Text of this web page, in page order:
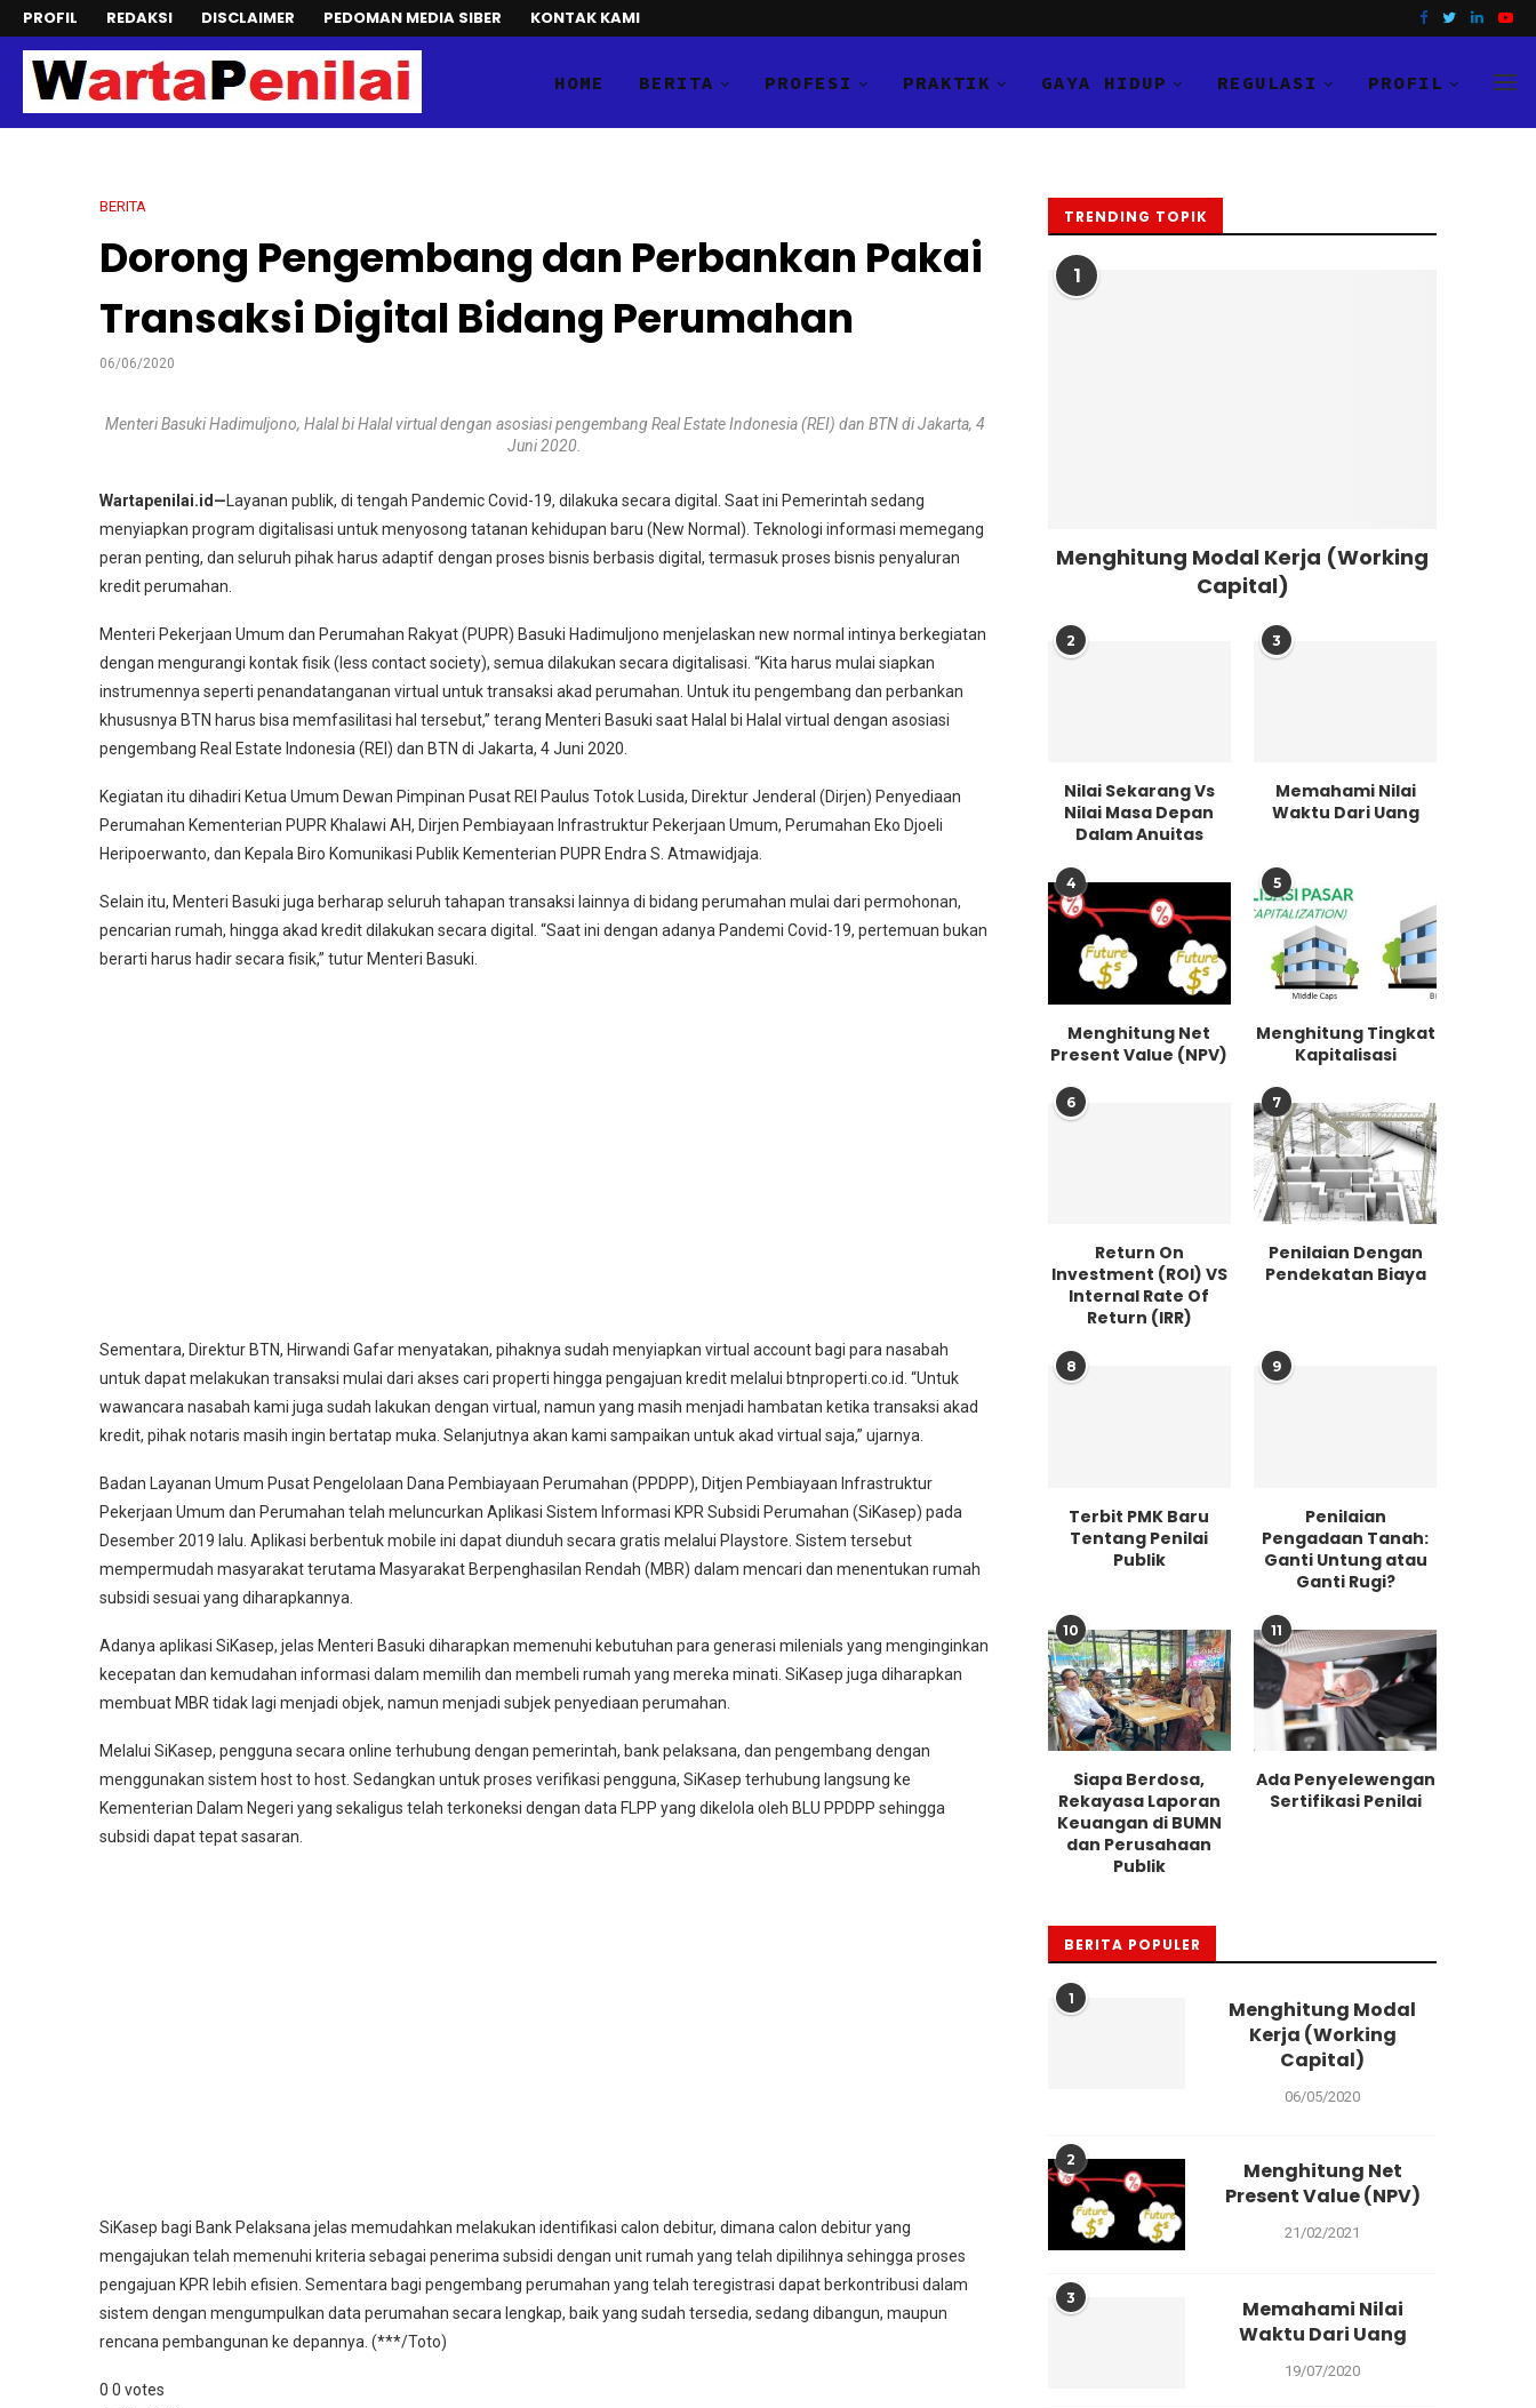
PROFIL REDAKSI DISCLAIMER PEDOMAN MEDIA SIBER KONTAK KAMI
HOME BERITA PROFESI PRAKTIK GAYA HIDUP REGULASI PROFIL
BERITA
Dorong Pengembang dan Perbankan Pakai
Transaksi Digital Bidang Perumahan
06/06/2020
Menteri Basuki Hadimuljono, Halal bi Halal virtual dengan asosiasi pengembang Real Estate Indonesia (REI) dan BTN di Jakarta, 4
Juni 2020.
Wartapenilai.id— Layanan publik, di tengah Pandemic Covid-19, dilakuka secara digital. Saat ini Pemerintah sedang
menyiapkan program digitalisasi untuk menyosong tatanan kehidupan baru (New Normal). Teknologi informasi memegang
peran penting, dan seluruh pihak harus adaptif dengan proses bisnis berbasis digital, termasuk proses bisnis penyaluran
kredit perumahan.
Menteri Pekerjaan Umum dan Perumahan Rakyat (PUPR) Basuki Hadimuljono menjelaskan new normal intinya berkegiatan
dengan mengurangi kontak fisik (less contact society), semua dilakukan secara digitalisasi. “Kita harus mulai siapkan
instrumennya seperti penandatanganan virtual untuk transaksi akad perumahan. Untuk itu pengembang dan perbankan
khususnya BTN harus bisa memfasilitasi hal tersebut,” terang Menteri Basuki saat Halal bi Halal virtual dengan asosiasi
pengembang Real Estate Indonesia (REI) dan BTN di Jakarta, 4 Juni 2020.
Kegiatan itu dihadiri Ketua Umum Dewan Pimpinan Pusat REI Paulus Totok Lusida, Direktur Jenderal (Dirjen) Penyediaan
Perumahan Kementerian PUPR Khalawi AH, Dirjen Pembiayaan Infrastruktur Pekerjaan Umum, Perumahan Eko Djoeli
Heripoerwanto, dan Kepala Biro Komunikasi Publik Kementerian PUPR Endra S. Atmawidjaja.
Selain itu, Menteri Basuki juga berharap seluruh tahapan transaksi lainnya di bidang perumahan mulai dari permohonan,
pencarian rumah, hingga akad kredit dilakukan secara digital. “Saat ini dengan adanya Pandemi Covid-19, pertemuan bukan
berarti harus hadir secara fisik,” tutur Menteri Basuki.
Sementara, Direktur BTN, Hirwandi Gafar menyatakan, pihaknya sudah menyiapkan virtual account bagi para nasabah
untuk dapat melakukan transaksi mulai dari akses cari properti hingga pengajuan kredit melalui btnproperti.co.id. “Untuk
wawancara nasabah kami juga sudah lakukan dengan virtual, namun yang masih menjadi hambatan ketika transaksi akad
kredit, pihak notaris masih ingin bertatap muka. Selanjutnya akan kami sampaikan untuk akad virtual saja,” ujarnya.
Badan Layanan Umum Pusat Pengelolaan Dana Pembiayaan Perumahan (PPDPP), Ditjen Pembiayaan Infrastruktur
Pekerjaan Umum dan Perumahan telah meluncurkan Aplikasi Sistem Informasi KPR Subsidi Perumahan (SiKasep) pada
Desember 2019 lalu. Aplikasi berbentuk mobile ini dapat diunduh secara gratis melalui Playstore. Sistem tersebut
mempermudah masyarakat terutama Masyarakat Berpenghasilan Rendah (MBR) dalam mencari dan menentukan rumah
subsidi sesuai yang diharapkannya.
Adanya aplikasi SiKasep, jelas Menteri Basuki diharapkan memenuhi kebutuhan para generasi milenials yang menginginkan
kecepatan dan kemudahan informasi dalam memilih dan membeli rumah yang mereka minati. SiKasep juga diharapkan
membuat MBR tidak lagi menjadi objek, namun menjadi subjek penyediaan perumahan.
Melalui SiKasep, pengguna secara online terhubung dengan pemerintah, bank pelaksana, dan pengembang dengan
menggunakan sistem host to host. Sedangkan untuk proses verifikasi pengguna, SiKasep terhubung langsung ke
Kementerian Dalam Negeri yang sekaligus telah terkoneksi dengan data FLPP yang dikelola oleh BLU PPDPP sehingga
subsidi dapat tepat sasaran.
SiKasep bagi Bank Pelaksana jelas memudahkan melakukan identifikasi calon debitur, dimana calon debitur yang
mengajukan telah memenuhi kriteria sebagai penerima subsidi dengan unit rumah yang telah dipilihnya sehingga proses
pengajuan KPR lebih efisien. Sementara bagi pengembang perumahan yang telah teregistrasi dapat berkontribusi dalam
sistem dengan mengumpulkan data perumahan secara lengkap, baik yang sudah tersedia, sedang dibangun, maupun
rencana pembangunan ke depannya. (***/Toto)
0 0 votes
TRENDING TOPIK
1
Menghitung Modal Kerja (Working
Capital)
2
Nilai Sekarang Vs
Nilai Masa Depan
Dalam Anuitas
3
Memahami Nilai
Waktu Dari Uang
4
Menghitung Net
Present Value (NPV)
5
Menghitung Tingkat
Kapitalisasi
6
Return On
Investment (ROI) VS
Internal Rate Of
Return (IRR)
7
Penilaian Dengan
Pendekatan Biaya
8
Terbit PMK Baru
Tentang Penilai
Publik
9
Penilaian
Pengadaan Tanah:
Ganti Untung atau
Ganti Rugi?
10
Siapa Berdosa,
Rekayasa Laporan
Keuangan di BUMN
dan Perusahaan
Publik
11
Ada Penyelewengan
Sertifikasi Penilai
BERITA POPULER
1
Menghitung Modal
Kerja (Working
Capital)
06/05/2020
2
Menghitung Net
Present Value (NPV)
21/02/2021
3
Memahami Nilai
Waktu Dari Uang
19/07/2020